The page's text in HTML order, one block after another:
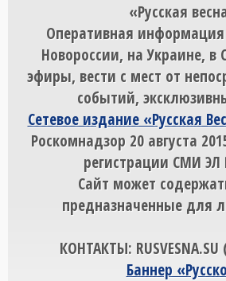
«Русская
Оперативная
Новороссии, на Украине,
эфиры, вести с мест от
событий,
Сетевое издание «Русская
Роскомнадзор 20 августа
регистрации СМИ
Сайт может
предназначенные для
КОНТАКТЫ:
Баннер